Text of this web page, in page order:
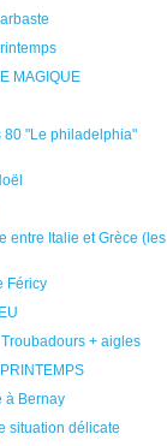
MAGIQUE
"Le philadelphia"
entre Italie et Grèce (les
Féricy
+ aigles
à Bernay
situation délicate